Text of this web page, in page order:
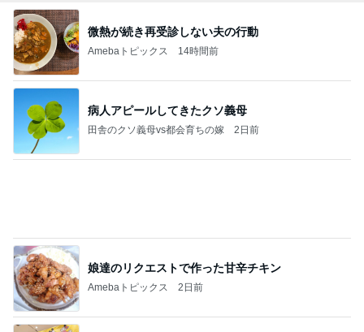
微熱が続き再受診しない夫の行動
Amebaトピックス 14時間前
病人アピールしてきたクソ義母
田舎のクソ義母vs都会育ちの嫁 2日前
娘達のリクエストで作った甘辛チキン
Amebaトピックス 2日前